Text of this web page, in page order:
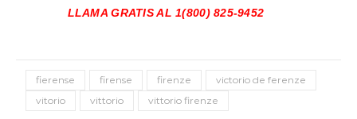
LLAMA GRATIS AL 1(800) 825-9452
fierense firense firenze
victorio de ferenze
vitorio
vittorio vittorio firenze